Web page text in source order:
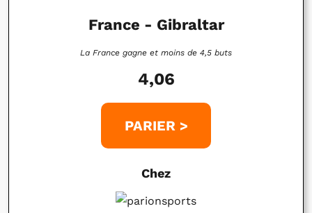
France - Gibraltar
La France gagne et moins de 4,5 buts
4,06
PARIER >
Chez